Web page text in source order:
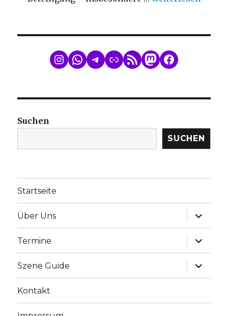
WhatsApp
Telegram
LinkRSS FeedMastodon
Facebook
Suchen
SUCHEN
Startseite
Über Uns
Termine
Szene Guide
Kontakt